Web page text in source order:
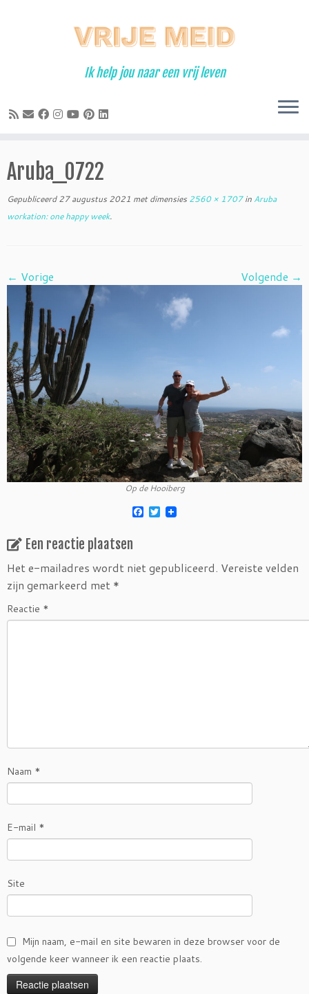
Ik help jou naar een vrij leven
Aruba_0722
Gepubliceerd 27 augustus 2021 met dimensies 2560 × 1707in Aruba
workation: one happy week.
← Vorige Volgende →
Op de Hooiberg
F
o
T
w
e
r
Een reactie plaatsen
Het e-mailadres wordt niet gepubliceerd. Vereiste velden
zijn gemarkeerd met *
Reactie *
Naam *
E-mail *
Site
Mijn naam, e-mail en site bewaren in deze browser voor de
volgende keer wanneer ik een reactie plaats.